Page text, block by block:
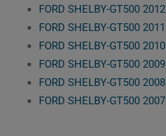
FORD SHELBY-GT500 2012
FORD SHELBY-GT500 2011
FORD SHELBY-GT500 2010
FORD SHELBY-GT500 2009
FORD SHELBY-GT500 2008
FORD SHELBY-GT500 2007